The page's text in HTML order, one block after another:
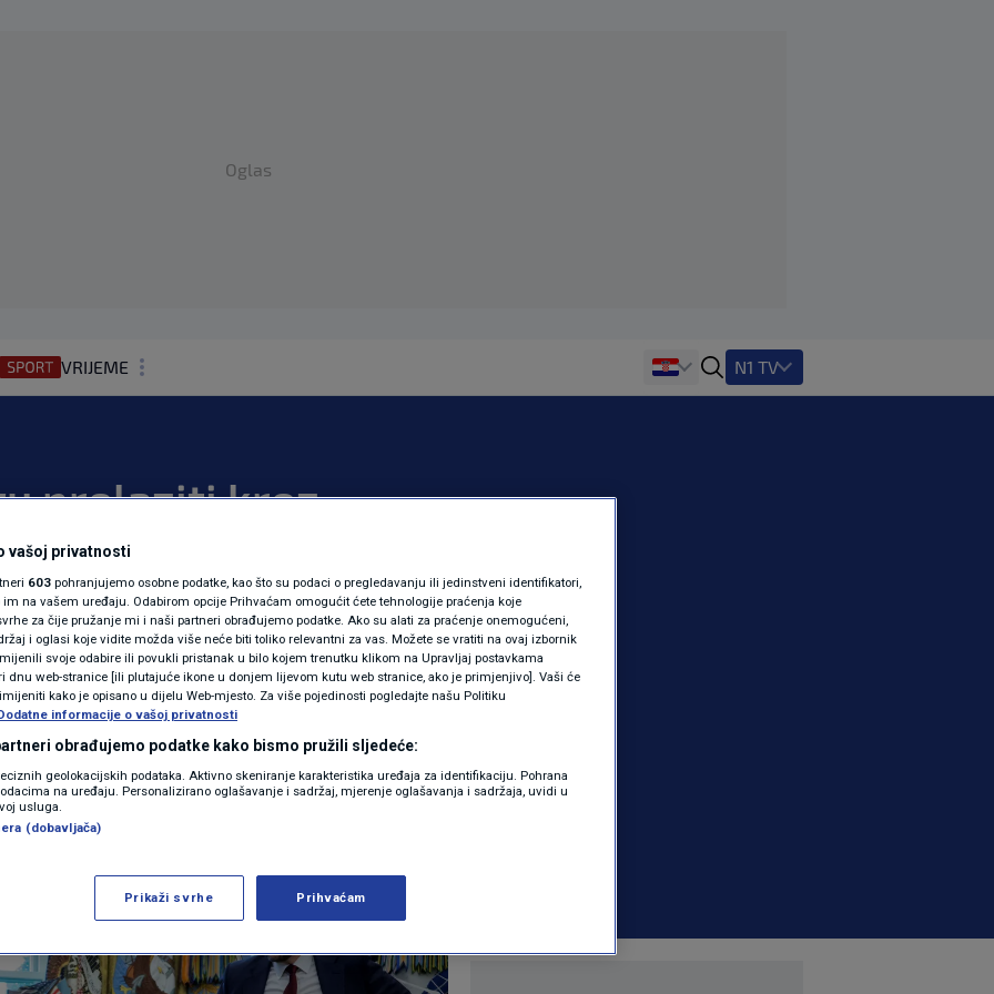
Oglas
VRIJEME
MAGAZIN
KOLUMNE
N1(DIS)INFO
KLIMATSKE PROMJENE
FOTO
VIDEO
N1 TV
prolaziti kroz
samo želi da
i
| 0 komentara
Više
vašoj privatnosti
603 pohranjujemo osobne podatke, kao što su podaci o pregledavanju ili jedinstveni identifikatori,
na vašem uređaju. Odabirom opcije Prihvaćam omogućit ćete tehnologije praćenja koje
za čije pružanje mi i naši partneri obrađujemo podatke. Ako su alati za praćenje onemogućeni,
i oglasi koje vidite možda više neće biti toliko relevantni za vas. Možete se vratiti na ovaj izbornik
svoje odabire ili povukli pristanak u bilo kojem trenutku klikom na Upravljaj postavkama
dnu web-stranice [ili plutajuće ikone u donjem lijevom kutu web stranice, ako je primjenjivo]. Vaši će
kako je opisano u dijelu Web-mjesto. Za više pojedinosti pogledajte našu Politiku
informacije o vašoj privatnosti
obrađujemo podatke kako bismo pružili sljedeće:
geolokacijskih podataka. Aktivno skeniranje karakteristika uređaja za identifikaciju. Pohrana
na uređaju. Personalizirano oglašavanje i sadržaj, mjerenje oglašavanja i sadržaja, uvidi u
usluga.
(dobavljača)
Prikaži svrhe Prihvaćam